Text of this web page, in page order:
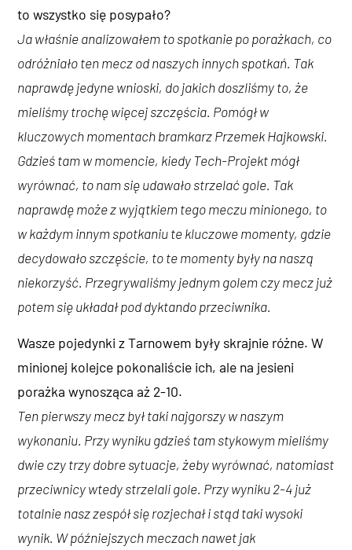
to wszystko się posypało?
Ja właśnie analizowałem to spotkanie po porażkach, co
odróżniało ten mecz od naszych innych spotkań. Tak
naprawdę jedyne wnioski, do jakich doszliśmy to, że
mieliśmy trochę więcej szczęścia. Pomógł w
kluczowych momentach bramkarz Przemek Hajkowski.
Gdzieś tam w momencie, kiedy Tech-Projekt mógł
wyrównać, to nam się udawało strzelać gole. Tak
naprawdę może z wyjątkiem tego meczu minionego, to
w każdym innym spotkaniu te kluczowe momenty, gdzie
decydowało szczęście, to te momenty były na naszą
niekorzyść. Przegrywaliśmy jednym golem czy mecz już
potem się układał pod dyktando przeciwnika.
Wasze pojedynki z Tarnowem były skrajnie różne. W
minionej kolejce pokonaliście ich, ale na jesieni
porażka wynosząca aż 2-10.
Ten pierwszy mecz był taki najgorszy w naszym
wykonaniu. Przy wyniku gdzieś tam stykowym mieliśmy
dwie czy trzy dobre sytuacje, żeby wyrównać, natomiast
przeciwnicy wtedy strzelali gole. Przy wyniku 2-4 już
totalnie nasz zespół się rozjechał i stąd taki wysoki
wynik. W późniejszych meczach nawet jak